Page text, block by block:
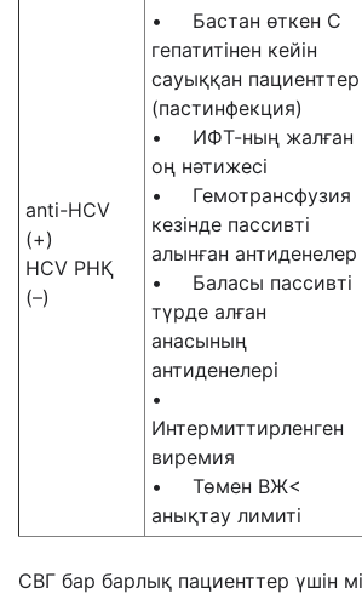
anti-HCV
(+)
HCV РНҚ
(–)
• Бастан өткен С
гепатитінен кейін
сауыққан пациенттер
(пастинфекция)
• ИФТ-ның жалған
оң нәтижесі
• Гемотрансфузия
кезінде пассивті
алынған антиденелер
• Баласы пассивті
түрде алған
анасының
антиденелері
•
Интермиттирленген
виремия
• Төмен ВЖ<
анықтау лимиті
СВГ бар барлық пациенттер үшін